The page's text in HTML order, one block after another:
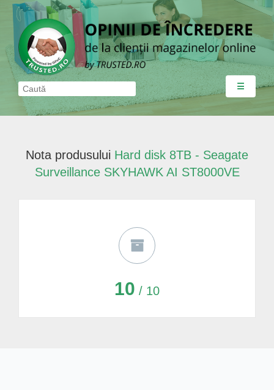
☰
Nota produsului Hard disk 8TB - Seagate
Surveillance SKYHAWK AI ST8000VE
10 / 10